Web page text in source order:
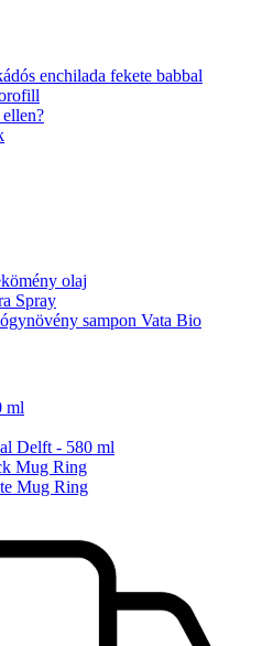
enchilada fekete babbal
olaj
Spray
sampon Vata Bio
ml
Delft - 580 ml
Mug Ring
Mug Ring